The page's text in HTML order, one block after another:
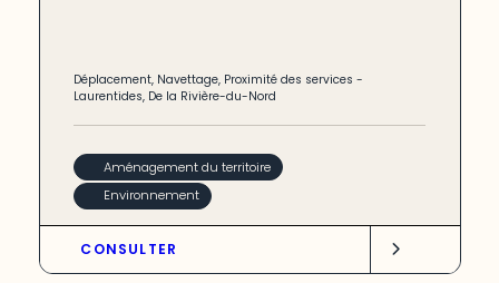
Déplacement, Navettage, Proximité des services -
Laurentides, De la Rivière-du-Nord
Aménagement du territoire
Environnement
CONSULTER